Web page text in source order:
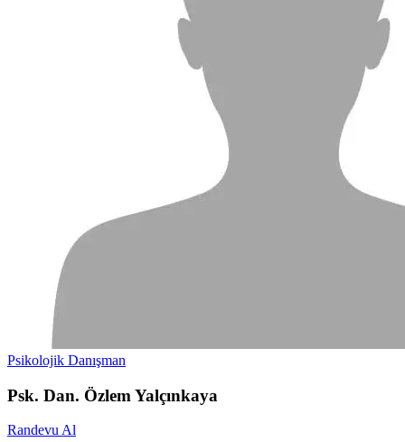
Psikolojik Danışman
Psk. Dan. Özlem Yalçınkaya
Randevu Al